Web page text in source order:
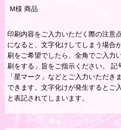
M様 商品
印刷内容をご入力いただく際の注意
になると、文字化けしてしまう場合
刷をご希望でしたら、全角でご入力
刷をする」旨をご指示ください。 記
「星マーク」などとご入力いただき
できます。文字化けが発生するとご
と表記されてしまいます。